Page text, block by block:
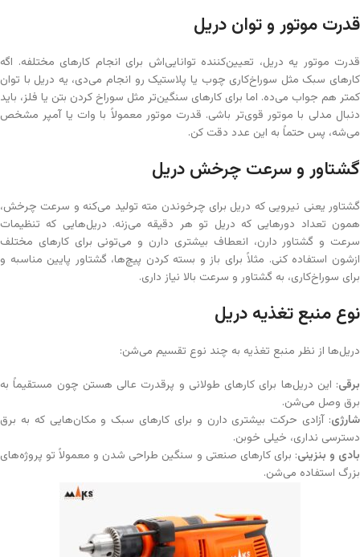
قدرت موتور و توان دریل
قدرت موتور یه دریل، تعیین‌کننده توانایی‌اش برای انجام کارهای مختلفه. اگه
کارهای سبک مثل سوراخ‌کاری چوب یا پلاستیک رو انجام می‌دی، یه دریل با توان
کمتر هم جواب می‌ده. اما برای کارهای سنگین‌تر مثل سوراخ کردن بتن یا فلز، باید
دنبال مدلی با موتور قوی‌تر باشی. قدرت موتور معمولاً با وات یا آمپر مشخص
می‌شه، پس حتماً به این عدد دقت کن.
گشتاور و سرعت چرخش دریل
گشتاور یعنی نیرویی که دریل برای چرخوندن مته تولید می‌کنه و سرعت چرخش،
همون تعداد دورهایی که دریل تو هر دقیقه می‌زنه. دریل‌هایی که تنظیمات
سرعت و گشتاور دارن، انعطاف بیشتری دارن و می‌تونی برای کارهای مختلف
ازشون استفاده کنی. مثلاً برای باز و بسته کردن پیچ‌ها، گشتاور پایین مناسبه و
برای سوراخ‌کاری، به گشتاور و سرعت بالا نیاز داری.
نوع منبع تغذیه دریل
دریل‌ها از نظر منبع تغذیه به چند نوع تقسیم می‌شن:
برقی: این دریل‌ها برای کارهای طولانی و پرقدرت عالی هستن چون مستقیماً به
برق وصل می‌شن.
شارژی: آزادی حرکت بیشتری دارن و برای کارهای سبک و مکان‌هایی که به برق
دسترسی نداری، خیلی خوبن.
بادی و بنزینی: برای کارهای صنعتی و سنگین طراحی شدن و معمولاً تو پروژه‌های
بزرگ استفاده می‌شن.